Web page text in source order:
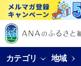
カテゴリ 地域